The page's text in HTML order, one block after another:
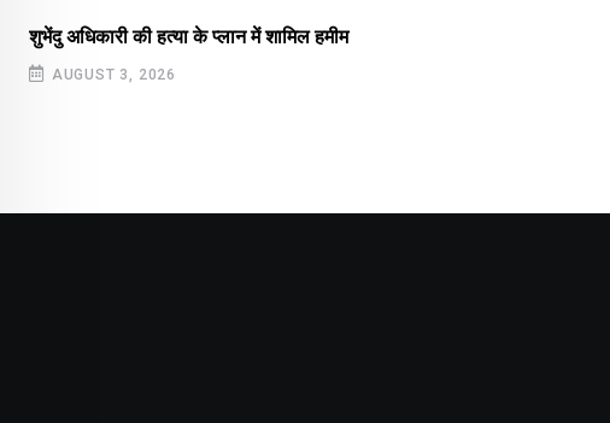
शुभेंदु अधिकारी की हत्या के प्लान में शामिल हमीम
AUGUST 3, 2026